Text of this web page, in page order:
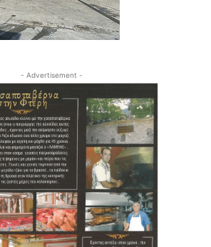
- Advertisement -